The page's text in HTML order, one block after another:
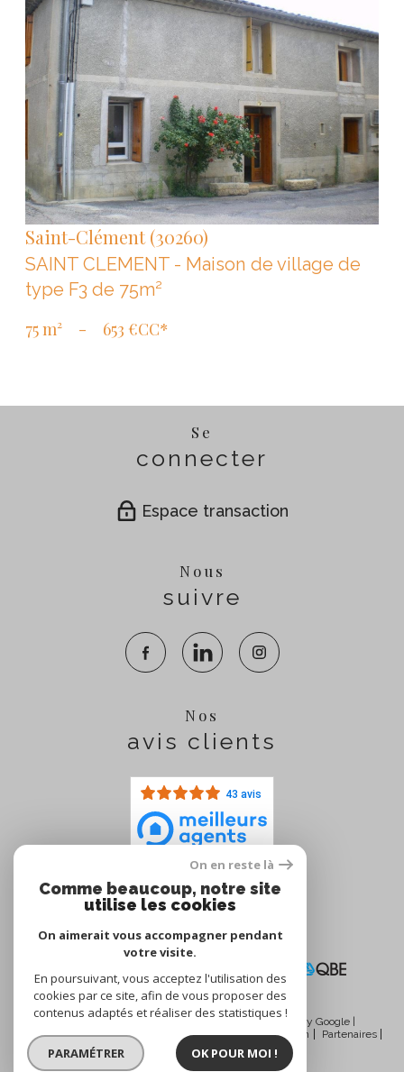
VOIR LE BIEN
Saint-Clément (30260)
SAINT CLEMENT - Maison de village de
type F3 de 75m²
75 m²
- 653 €CC*
Se
connecter
Espace transaction
Nous
suivre
Nos
avis clients
43 avis
Nous
adhérons
© 2026 | Tous droits réservés | Traduction powered by Google |
Nos honoraires
Plan du site Mentions légales Admin
Partenaires
Politique RGPD
Cookies
On en reste là
Comme beaucoup, notre site
utilise les cookies
On aimerait vous accompagner pendant
votre visite.
En poursuivant, vous acceptez l'utilisation des
cookies par ce site, afin de vous proposer des
contenus adaptés et réaliser des statistiques !
PARAMÉTRER OK POUR MOI !